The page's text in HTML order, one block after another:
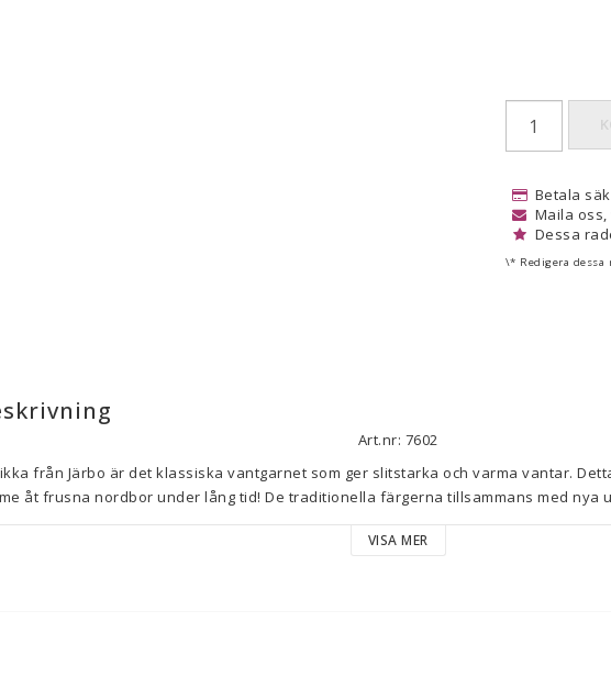
Betala
Maila
Dessa
\* Redigera
Art.nr: 7602
från Järbo är det klassiska vantgarnet som ger slitstarka och varma vantar.
åt frusna nordbor under lång tid! De traditionella färgerna tillsammans med nya
klassiker – lika rätt varje vinter och dessutom perfekt för nybörjare.
VISA MER